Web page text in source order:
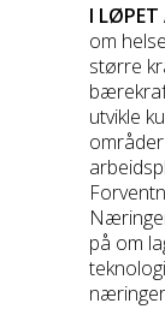
I LØPET
om
større
utvikle
på om